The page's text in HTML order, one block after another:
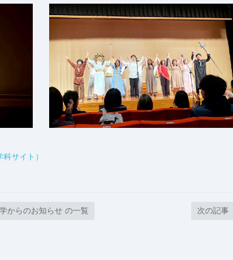
サイト）
からのお知らせ の一覧 次の記事